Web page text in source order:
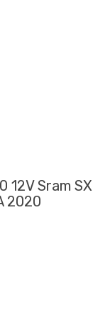
12V Sram SX
2020